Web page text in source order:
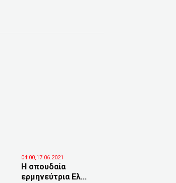
04:00,17.06.2021
Η σπουδαία
ερμηνεύτρια Ελ...